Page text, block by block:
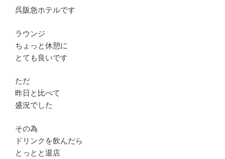
呉阪急ホテルです
ラウンジ
ちょっと休憩に
とても良いです
ただ
昨日と比べて
盛況でした
その為
ドリンクを飲んだら
とっとと退店